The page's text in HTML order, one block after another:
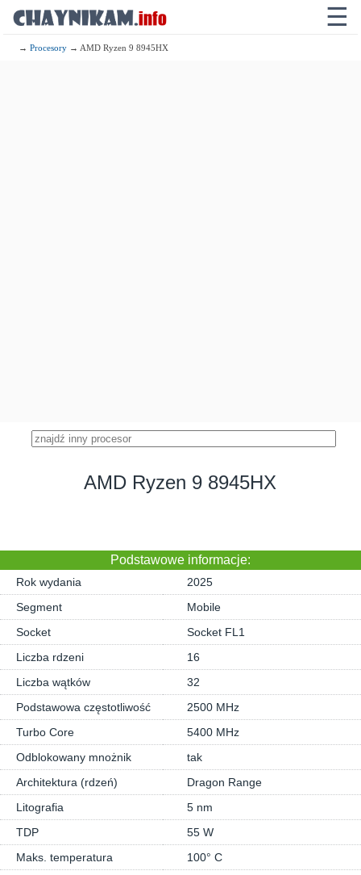
☰
→Procesory → AMD Ryzen 9 8945HX
AMD Ryzen 9 8945HX
Podstawowe informacje:
Rok wydania
2025
Segment
Mobile
Socket
Socket FL1
Liczba rdzeni
16
Liczba wątków
32
Podstawowa częstotliwość
2500 MHz
Turbo Core
5400 MHz
Odblokowany mnożnik
tak
Architektura (rdzeń)
Dragon Range
Litografia
5 nm
TDP
55 W
Maks. temperatura
100° C